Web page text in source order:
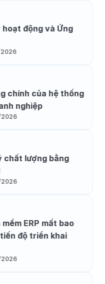
động và Ứng
chính của hệ thống
nghiệp
chất lượng bằng
ERP mất bao
độ triển khai